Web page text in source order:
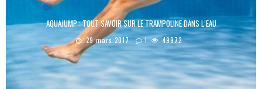
AQUAJUMP : TOUT SAVOIR SUR LE TRAMPOLINE DANS L’EAU
29 mars 2017 1 49972